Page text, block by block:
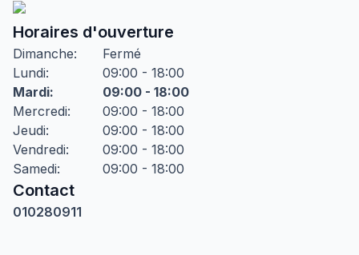
Horaires d'ouverture
Dimanche:
Fermé
Lundi:
09:00 - 18:00
Mardi:
09:00 - 18:00
Mercredi:
09:00 - 18:00
Jeudi:
09:00 - 18:00
Vendredi:
09:00 - 18:00
Samedi: 09:00 - 18:00
Contact
010280911